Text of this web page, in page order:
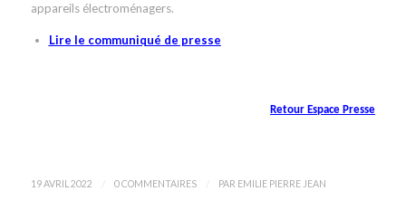
appareils électroménagers.
Lire le communiqué de presse
Retour Espace Presse
19 AVRIL 2022 0 COMMENTAIRES PAR EMILIE PIERRE JEAN